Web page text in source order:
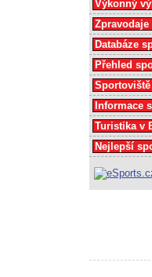
Výkonný
Databáze
Přehled
Informace
Turistika v
Nejlepší